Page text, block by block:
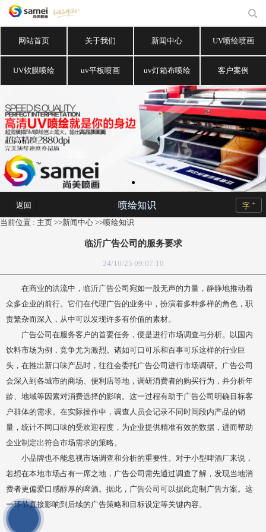
网站首页 关于我们 新闻中心 UV喷绘喷画
UV软膜喷绘 uv平板喷画 uv灯箱布喷绘 客户案例
返回 喷绘知识 字 +
当前位置 : 主页 >>新闻中心 >>喷绘知识
临沂广告公司的服务要求
24/10/25 09:07:10
在商业的洪流中，临沂广告公司宛如一股无声的力量，静静地推动着
众多企业的前行。它们在代理广告的业务中，扮演着多种多样的角色，职
责繁杂而深入，从中可以发现许多有价值的素材。
广告公司在服务客户的首要任务，便是进行市场调查与分析。以国内
饮料市场为例，竞争尤为激烈。诸如可口可乐和百事可乐这样的行业巨
头，在推出新口味产品时，往往会委托广告公司进行市场调研。广告公司
会深入到各城市的商场、便利店等地，调研消费者的购买行为，并分析年
龄、地域等因素对消费选择的影响。这一过程有助于广告公司明确目标客
户群体的需求。在实际操作中，调查人员会记录不同时间段内产品的销
量，统计不同口味的受欢迎程度，为企业提供精准有效的数据，进而帮助
企业制定出符合市场需求的策略。
小品牌也不能忽视市场调查和分析的重要性。对于小型啤酒厂来说，
若想在本地市场占有一席之地，广告公司需先通过调查了解，发现当地消
费者更偏爱口感醇厚的啤酒。据此，广告公司可以据此定制广告方案。这
一环节直接影响到后续的广告策略和目标设定等关键内容。